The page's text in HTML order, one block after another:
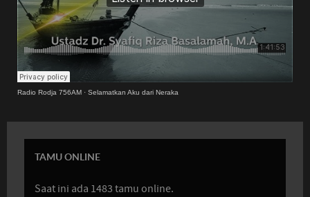
Radio Rodja 756AM · Selamatkan Aku dari Neraka
TAMU ONLINE
Saat ini ada 1483 tamu online.